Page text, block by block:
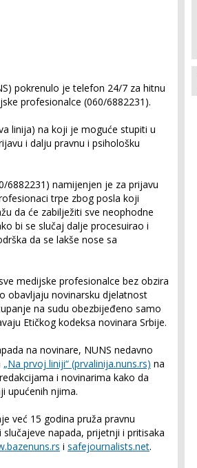
pokrenulo je telefon 24/7 za hitnu
profesionalce (060/6882231).
linija) na koji je moguće stupiti u
i dalju pravnu i psihološku
6882231) namijenjen je za prijavu
trpe zbog posla koji
da će zabilježiti sve neophodne
bi se slučaj dalje procesuirao i
da se lakše nose sa
medijske profesionalce bez obzira
obavljaju novinarsku djelatnost
na sudu obezbijeđeno samo
Etičkog kodeksa novinara Srbije.
na novinare, NUNS nedavno
„Na prvoj liniji“ (prvalinija.nuns.rs) na
i novinarima kako da
upućenih njima.
već 15 godina pruža pravnu
napada, prijetnji i pritisaka
i safejournalists.net.